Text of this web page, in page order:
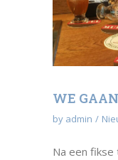
WE
by admin
Na een